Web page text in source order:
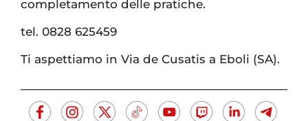
completamento delle pratiche.
tel. 0828 625459
Ti aspettiamo in Via de Cusatis a Eboli (SA).